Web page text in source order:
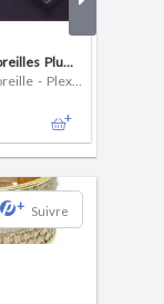
Boucles d'oreilles Plumes, modèle rectangle, élégant, Chic, Bijoux Modern et Contemporain, Plexiglas transparent gravé à la main, très léger R2
Boucles d'oreille - Plexiglas
+ Suivre